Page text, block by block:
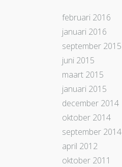
februari 2016
januari 2016
september 2015
juni 2015
maart 2015
januari 2015
december 2014
oktober 2014
september 2014
april 2012
oktober 2011